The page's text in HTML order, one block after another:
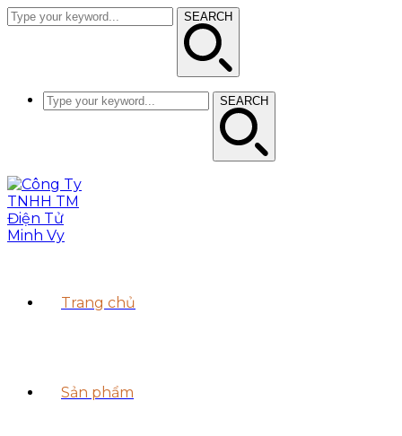
SEARCH
SEARCH
Trang chủ
Sản phẩm